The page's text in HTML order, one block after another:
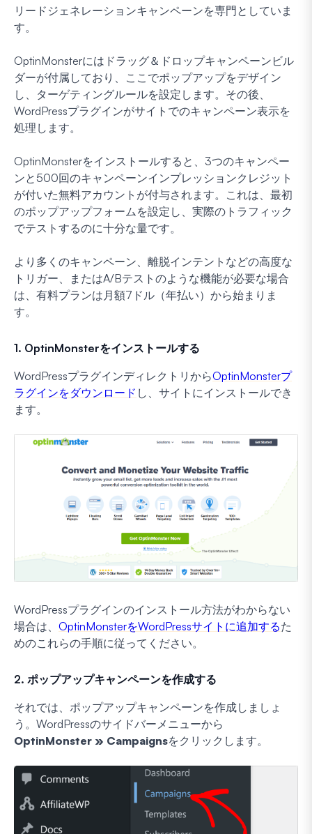
リードジェネレーションキャンペーンを専門としていま
す。
OptinMonsterにはドラッグ＆ドロップキャンペーンビル
ダーが付属しており、ここでポップアップをデザイン
し、ターゲティングルールを設定します。その後、
WordPressプラグインがサイトでのキャンペーン表示を
処理します。
OptinMonsterをインストールすると、3つのキャンペー
ンと500回のキャンペーンインプレッションクレジット
が付いた無料アカウントが付与されます。これは、最初
のポップアップフォームを設定し、実際のトラフィック
でテストするのに十分な量です。
より多くのキャンペーン、離脱インテントなどの高度な
トリガー、またはA/Bテストのような機能が必要な場合
は、有料プランは月額7ドル（年払い）から始まりま
す。
1. OptinMonsterをインストールする
WordPressプラグインディレクトリからOptinMonsterプ
ラグインをダウンロード し、サイトにインストールでき
ます。
WordPressプラグインのインストール方法がわからない
場合は、 OptinMonsterをWordPressサイトに追加するた
めのこれらの手順に従ってください。
2. ポップアップキャンペーンを作成する
それでは、ポップアップキャンペーンを作成しましょ
う。WordPressのサイドバーメニューから
OptinMonster » Campaignsをクリックします。